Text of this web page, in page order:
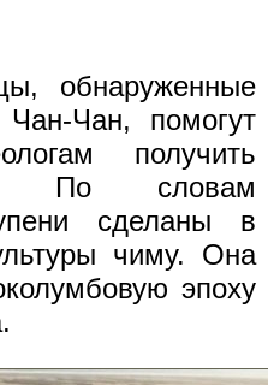
обнаруженные
Чан, помогут
получить
По словам
сделаны в
чиму. Она
эпоху